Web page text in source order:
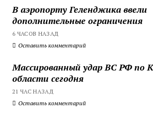
В аэропорту Геленджика ввели
дополнительные ограничения
6 ЧАСОВ НАЗАД
Оставить комментарий
Массированный удар ВС РФ по
области сегодня
21 ЧАС НАЗАД
Оставить комментарий